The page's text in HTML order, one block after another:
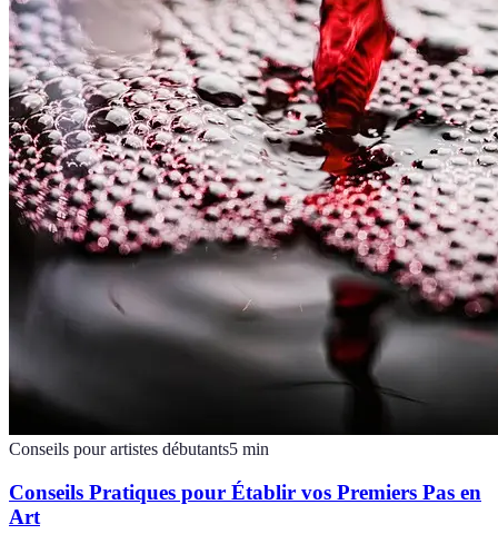
Conseils pour artistes débutants5 min
Conseils Pratiques pour Établir vos Premiers Pas en
Art